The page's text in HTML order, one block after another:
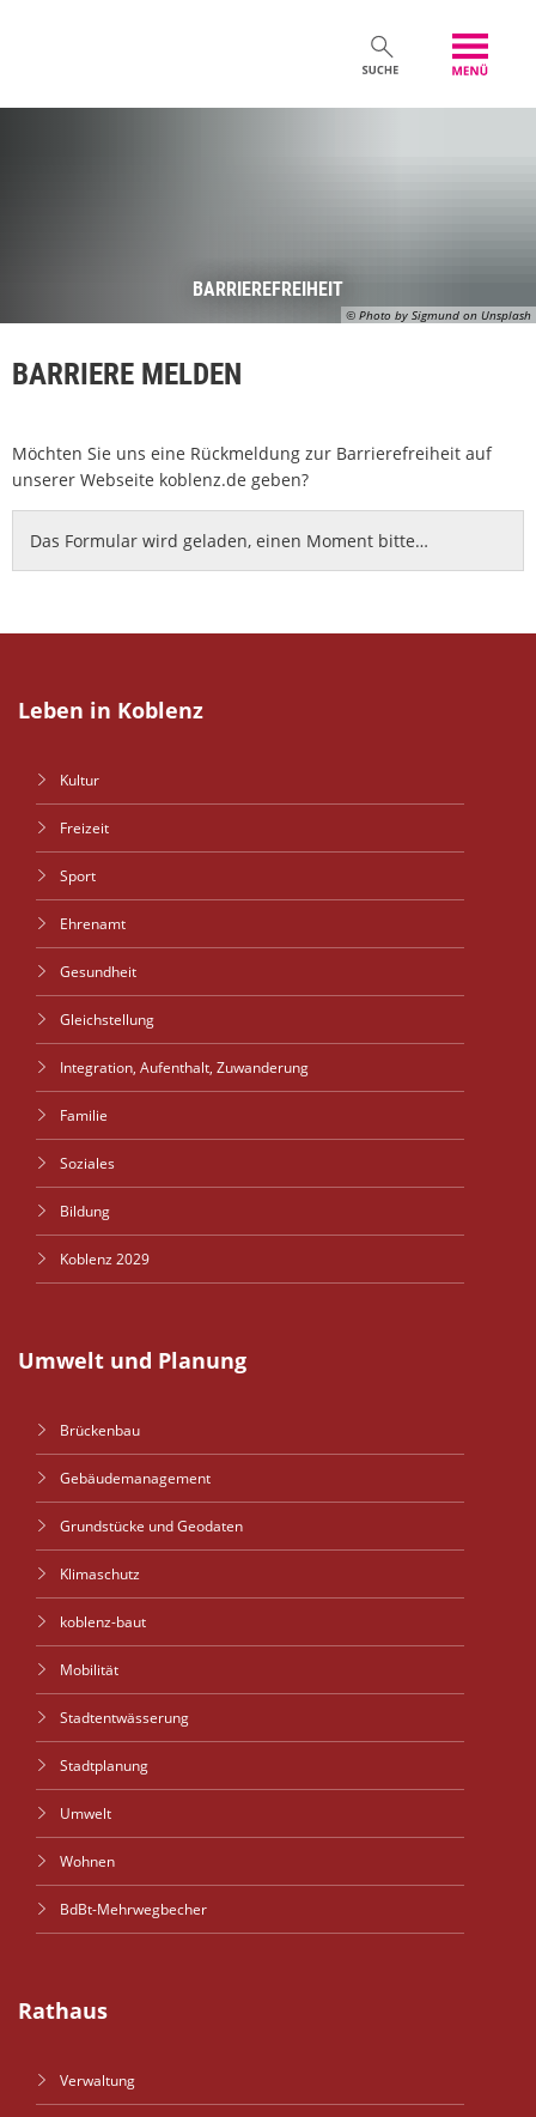
© Photo by Sigmund on Unsplash
BARRIEREFREIHEIT
BARRIERE MELDEN
Möchten Sie uns eine Rückmeldung zur Barrierefreiheit auf
unserer Webseite koblenz.de geben?
Das Formular wird geladen, einen Moment bitte…
Leben in Koblenz
Kultur
Freizeit
Sport
Ehrenamt
Gesundheit
Gleichstellung
Integration, Aufenthalt, Zuwanderung
Familie
Soziales
Bildung
Koblenz 2029
Umwelt und Planung
Brückenbau
Gebäudemanagement
Grundstücke und Geodaten
Klimaschutz
koblenz-baut
Mobilität
Stadtentwässerung
Stadtplanung
Umwelt
Wohnen
BdBt-Mehrwegbecher
Rathaus
Verwaltung